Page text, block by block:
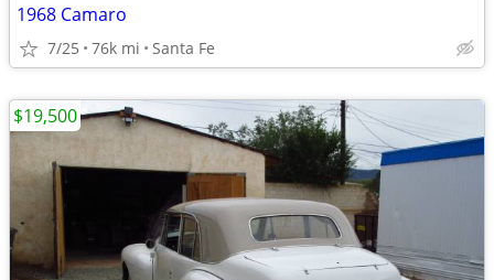
1968 Camaro
7/25 76k mi Santa Fe
$19,500